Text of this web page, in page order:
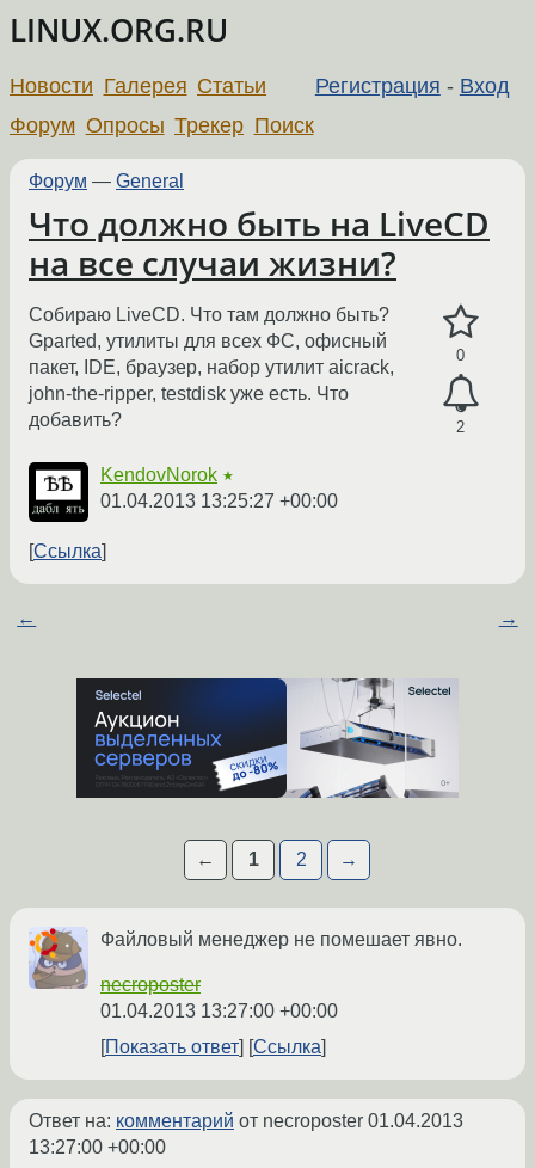
LINUX.ORG.RU
Регистрация - Вход
Новости Галерея Статьи
Форум Опросы Трекер Поиск
Форум — General
Что должно быть на LiveCD
на все случаи жизни?
0
2
Собираю LiveCD. Что там должно быть?
Gparted, утилиты для всех ФС, офисный
пакет, IDE, браузер, набор утилит aicrack,
john-the-ripper, testdisk уже есть. Что
добавить?
KendovNorok ★
01.04.2013 13:25:27 +00:00
Ссылка
← →
← 1 2 →
Файловый менеджер не помешает явно.
necroposter
01.04.2013 13:27:00 +00:00
Показать ответ
Ссылка
Ответ на: комментарий от necroposter 01.04.2013
13:27:00 +00:00